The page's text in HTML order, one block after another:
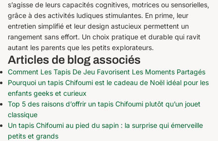
s’agisse de leurs capacités cognitives, motrices ou sensorielles,
grâce à des activités ludiques stimulantes. En prime, leur
entretien simplifié et leur design astucieux permettent un
rangement sans effort. Un choix pratique et durable qui ravit
autant les parents que les petits explorateurs.
Articles de blog associés
Comment Les Tapis De Jeu Favorisent Les Moments Partagés
Pourquoi un tapis Chifoumi est le cadeau de Noël idéal pour les
enfants geeks et curieux
Top 5 des raisons d’offrir un tapis Chifoumi plutôt qu’un jouet
classique
Un tapis Chifoumi au pied du sapin : la surprise qui émerveille
petits et grands